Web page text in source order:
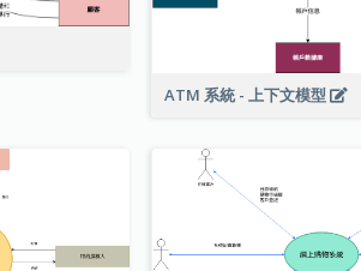
ATM 系統 - 上下文模型